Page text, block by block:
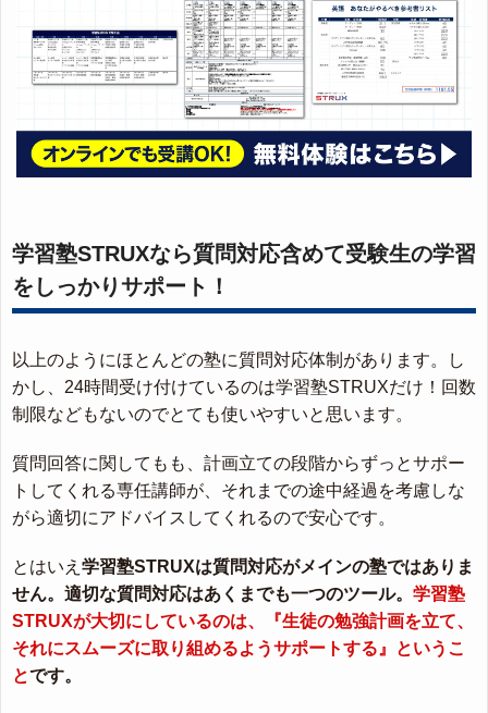
学習塾STRUXなら質問対応含めて受験生の学習
をしっかりサポート！
以上のようにほとんどの塾に質問対応体制があります。し
かし、24時間受け付けているのは学習塾STRUXだけ！回数
制限などもないのでとても使いやすいと思います。
質問回答に関してもも、計画立ての段階からずっとサポー
トしてくれる専任講師が、それまでの途中経過を考慮しな
がら適切にアドバイスしてくれるので安心です。
とはいえ 学習塾STRUXは質問対応がメインの塾ではありま
せん。適切な質問対応はあくまでも一つのツール。 学習塾
STRUXが大切にしているのは、『生徒の勉強計画を立て、
それにスムーズに取り組めるようサポートする』というこ
とです。